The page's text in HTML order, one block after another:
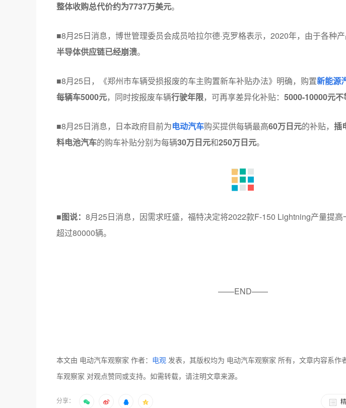
整体收购总代价约为7737万美元。
■8月25日消息，博世管理委员会成员哈拉尔德·克罗格表示，2020年，由于各种产
半导体供应链已经崩溃。
■8月25日，《郑州市车辆受损报废的车主购置新车补贴办法》明确，购置新能源
每辆车5000元，同时按报废车辆行驶年限，可再享差异化补贴： 5000-10000元不
■8月25日消息，日本政府目前为电动汽车购买提供每辆最高60万日元的补贴， 插
料电池汽车的购车补贴分别为每辆30万日元和250万日元。
■图说： 8月25日消息，因需求旺盛，福特决定将2022款F-150 Lightning产量提
超过80000辆。
——END——
本文由 电动汽车观察家 作者： 电观 发表，其版权均为 电动汽车观察家 所有，文章内容系作
车观察家 对观点赞同或支持。如需转载，请注明文章来源。
分享：